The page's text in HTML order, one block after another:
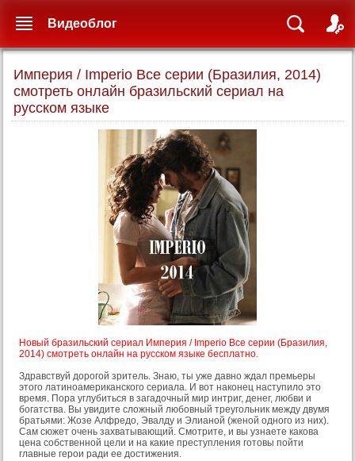
Империя / Imperio Все серии (Бразилия, 2014)
смотреть онлайн бразильский сериал на
русском языке
Новый бразильский сериал Империя / Imperio Все серии (Бразилия,
2014) смотреть онлайн на русском языке бесплатно.
Здравствуй дорогой зритель. Знаю, ты уже давно ждал премьеры
этого латиноамериканского сериала. И вот наконец наступило это
время. Пора углубиться в загадочный мир интриг, денег, любви и
богатства. Вы увидите сложный любовный треугольник между двумя
братьями: Жозе Алфредо, Эвалду и Элианой (женой одного из них).
Сам сюжет очень захватывающий. Смотрите, и вы узнаете какова
цена собственной цели и на какие преступления готовы пойти
главные герои ради ее достижения.
Видеоблог